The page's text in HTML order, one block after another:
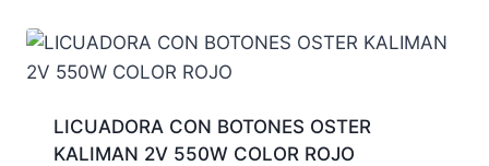
LICUADORA CON BOTONES OSTER
KALIMAN 2V 550W COLOR ROJO